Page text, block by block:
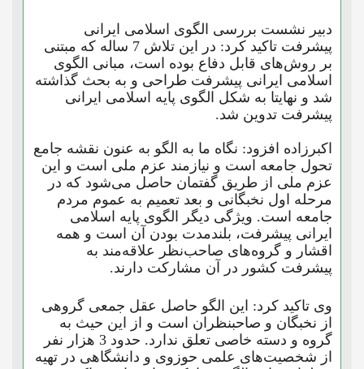
دبیر نشست بررسی الگوی اسلامی ایرانی
پیشرفت تاکید کرد: در این تلاش 7 ساله که مبتنی
بر روش‌های قابل دفاع بوده است، مبانی الگوی
اسلامی ایرانی پیشرفت طراحی و به بحث گذاشته
شد و نهایتا به شکل الگوی پایه اسلامی ایرانی
پیشرفت تدوین شد.
اکبرزاده افزود: نگاه ما به الگو به عنون نقشه جامع
تحول جامعه است و نیازمند عزم ملی است و این
عزم ملی از طریق گفتمان حاصل می‌شود که در
مرحله اول نخبگانی و بعد تعمیم به عموم مردم
جامعه است. ویژگی دیگر الگوی پایه اسلامی
ایرانی پیشرفت، بلندمدت بودن آن است و همه
اقشار و گروه‌های صاحب‌نظر علاقه‌مند به
پیشرفت کشور در آن مشارکت دارند.
وی تاکید کرد: این الگو حاصل عقل جمعی گروهی
از نخبگان و صاحبنظران است و از این حیث به
گروه و دسته خاصی تعلق ندارد. حدود 3 هزار نفر
از شخصیت‌های علمی حوزوی و دانشگاهی در تهیه